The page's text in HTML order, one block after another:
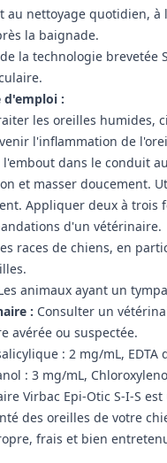
au nettoyage quotidien, à
la baignade.
la technologie brevetée
:
les oreilles humides,
l'inflammation de
dans le conduit
et masser doucement.
Appliquer deux à trois
d'un vétérinaire.
races de chiens, en
animaux ayant un
: Consulter un
avérée ou suspectée.
: 2 mg/mL, EDTA
: 3 mg/mL,
Virbac Epi-Otic S-I-S
des oreilles de votre
frais et bien